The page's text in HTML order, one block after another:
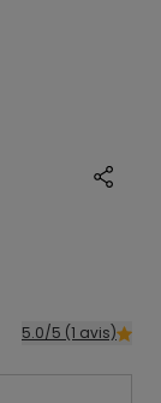
5.0/5 (1 avis)